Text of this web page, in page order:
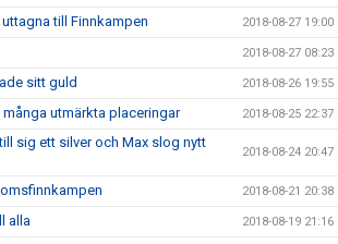
till Finnkampen 2018-08-27 19:00
2018-08-27 08:23
sitt guld 2018-08-26 19:55
utmärkta placeringar 2018-08-25 22:37
sig ett silver och Max slog nytt
2018-08-24 20:47
2018-08-21 20:38
alla 2018-08-19 21:16